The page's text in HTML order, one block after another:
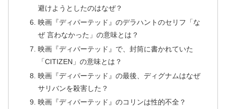
避けようとしたのはなぜ？
映画『ディパーテッド』のデラハントのセリフ「な
ぜ 言わなかった」の意味とは？
映画『ディパーテッド』で、封筒に書かれていた
「CITIZEN」の意味とは？
映画『ディパーテッド』の最後、ディグナムはなぜ
サリバンを殺害した？
映画『ディパーテッド』のコリンは性的不全？